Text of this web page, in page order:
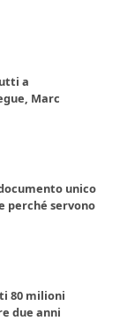
a
Marc
unico
perché servono
80 milioni
due anni